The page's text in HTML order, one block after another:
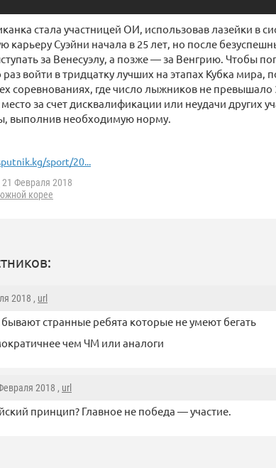
стала участницей ОИ, использовав лазейки в
карьеру Суэйни начала в 25 лет, но после
за Венесуэлу, а позже — за Венгрию. Чтобы
войти в тридцатку лучших на этапах Кубка мира,
соревнованиях, где число лыжников не
за счет дисквалификации или неудачи других
выполнив необходимую норму.
sport/20...
21 Февраля 2018
корее
2018 , url
странные ребята которые не умеют бегать
чем ЧМ или аналоги
2018 , url
принцип? Главное не победа — участие.